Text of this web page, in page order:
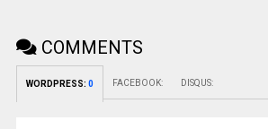
COMMENTS
WORDPRESS: 0 FACEBOOK: DISQUS: